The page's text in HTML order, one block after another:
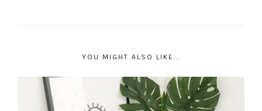
YOU MIGHT ALSO LIKE...